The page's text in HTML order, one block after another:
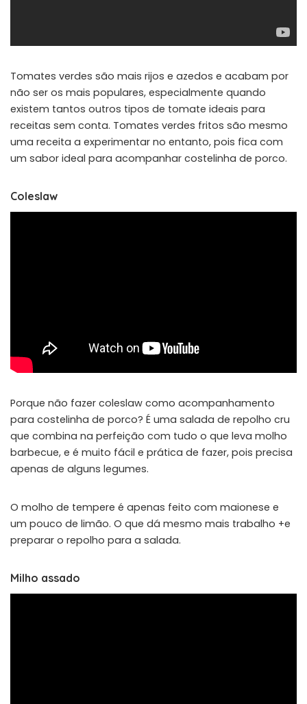
Tomates verdes são mais rijos e azedos e acabam por
não ser os mais populares, especialmente quando
existem tantos outros tipos de tomate ideais para
receitas sem conta. Tomates verdes fritos são mesmo
uma receita a experimentar no entanto, pois fica com
um sabor ideal para acompanhar costelinha de porco.
Coleslaw
Porque não fazer coleslaw como acompanhamento
para costelinha de porco? É uma salada de repolho cru
que combina na perfeição com tudo o que leva molho
barbecue, e é muito fácil e prática de fazer, pois precisa
apenas de alguns legumes.
O molho de tempere é apenas feito com maionese e
um pouco de limão. O que dá mesmo mais trabalho +e
preparar o repolho para a salada.
Milho assado